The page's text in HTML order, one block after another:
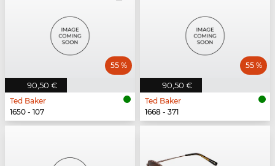
90,50 €
55 %
Ted Baker
1650 - 107
90,50 €
55 %
Ted Baker
1668 - 371